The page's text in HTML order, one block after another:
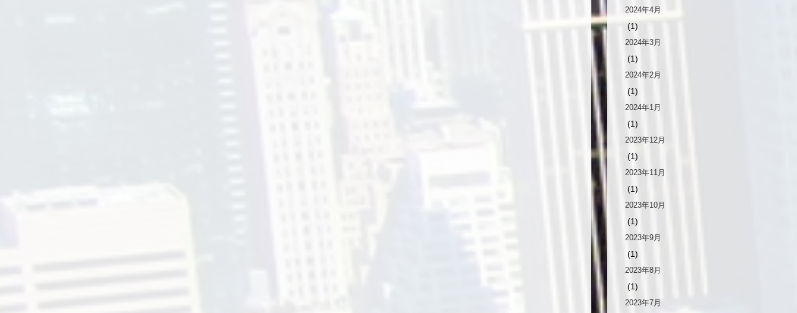
2024年4月
(1)
2024年3月
(1)
2024年2月
(1)
2024年1月
(1)
2023年12月
(1)
2023年11月
(1)
2023年10月
(1)
2023年9月
(1)
2023年8月
(1)
2023年7月